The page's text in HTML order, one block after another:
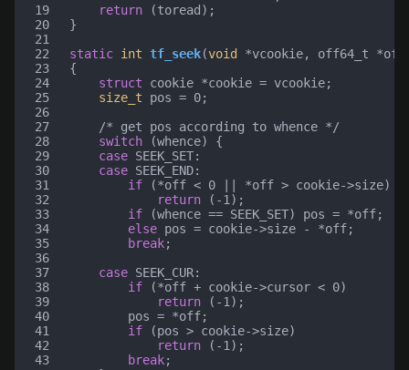
19
20
21
22
23
24
25
26
27
28
29
30
31
32
33
34
35
36
37
38
39
40
41
42
43
return
(toread );
}
static int tf_seek(void *vcookie, off64_t *off
{
struct
cookie *cookie = vcookie;
size_t
pos = 0;
/* get pos according to whence */
switch
(whence)
{
case SEEK_SET:
case SEEK_END:
if
(*off < 0 *off > cookie->size)
return
( -1 );
if
(whence == SEEK_SET) pos = *off;
else pos = cookie->size - *off;
break;
case SEEK_CUR:
if
(*off + cookie->cursor < 0)
return
( -1 );
pos = *off;
if
(pos > cookie->size)
return
( -1 );
break;